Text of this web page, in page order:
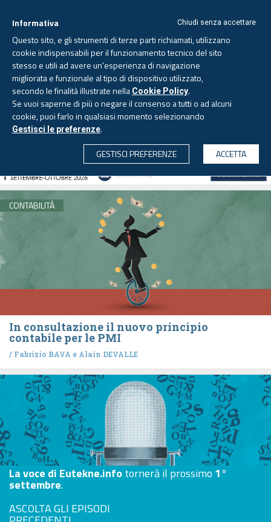
CERCA
Domenica, 9 agosto 2026
CONTABILITÀ
In consultazione il nuovo principio
contabile per le PMI
/ Fabrizio BAVA e Alain DEVALLE
La voce di Eutekne.infotornerà il prossimo 1°
settembre.
ASCOLTA GLI EPISODI
Chiudi senza accettare
Informativa
Questo sito, e gli strumenti di terze parti richiamati, utilizzano
cookie indispensabili per il funzionamento tecnico del sito
stesso e utili ad avere un'esperienza di navigazione
migliorata e funzionale al tipo di dispositivo utilizzato,
secondo le finalità illustrate nella Cookie Policy.
Se vuoi saperne di più o negare il consenso a tutti o ad alcuni
cookie, puoi farlo in qualsiasi momento selezionando
Gestisci le preferenze.
GESTISCI PREFERENZE
ACCETTA